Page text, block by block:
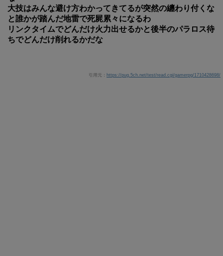
大技はみんな避け方わかってきてるが突然の纏わり付くな
と誰かが踏んだ地雷で死屍累々になるわ
リンクタイムでどんだけ火力出せるかと後半のパラロス待
ちでどんだけ削れるかだな
引用元： https://pug.5ch.net/test/read.cgi/gamerpg/1710428698/